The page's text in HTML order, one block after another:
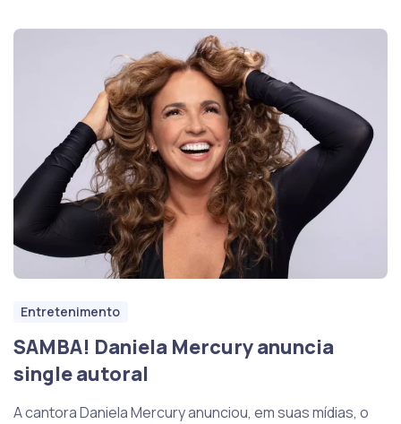
Entretenimento
SAMBA! Daniela Mercury anuncia
single autoral
A cantora Daniela Mercury anunciou, em suas mídias, o